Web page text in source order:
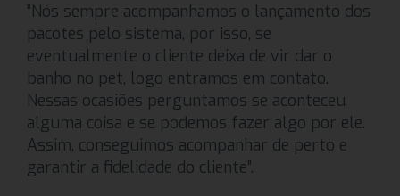
“Nós sempre acompanhamos o lançamento dos
pacotes pelo sistema, por isso, se
eventualmente o cliente deixa de vir dar o
banho no pet, logo entramos em contato.
Nessas ocasiões perguntamos se aconteceu
alguma coisa e se podemos fazer algo por ele.
Assim, conseguimos acompanhar de perto e
garantir a fidelidade do cliente”.